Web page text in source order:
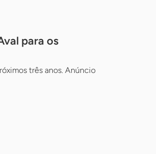
para os
três anos. Anúncio